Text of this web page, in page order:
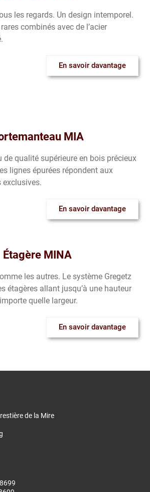
les regards. Un design intemporel.
combinés avec de l’acier
En savoir davantage
MIA
de qualité supérieure en bois précieux
lignes épurées répondent aux
exclusives.
En savoir davantage
Étagère MINA
les autres. Le système Gregetz
étagères allant jusqu’à une hauteur
quelle largeur.
En savoir davantage
de la Mire